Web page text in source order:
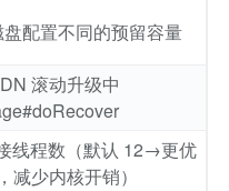
配置不同的预留容量
滚动升级中
线程数（默认 12→更优
减少内核开销）